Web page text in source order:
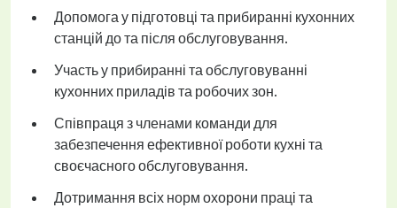
Допомога у підготовці та прибиранні кухонних
станцій до та після обслуговування.
Участь у прибиранні та обслуговуванні
кухонних приладів та робочих зон.
Співпраця з членами команди для
забезпечення ефективної роботи кухні та
своєчасного обслуговування.
Дотримання всіх норм охорони праці та